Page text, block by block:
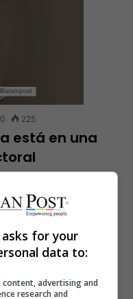
0 225
está en una
con el
a pesar de
for your
data to:
advertising and
research and